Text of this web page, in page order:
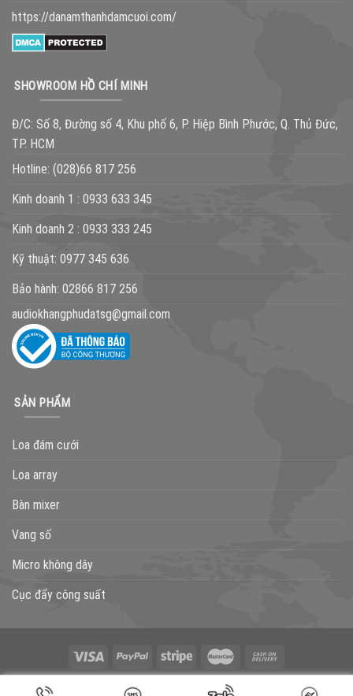
https://danamthanhdamcuoi.com/
SHOWROOM HỒ CHÍ MINH
Đ/C: Số 8, Đường số 4, Khu phố 6, P. Hiệp Bình Phước, Q. Thủ Đức,
TP. HCM
Hotline: (028)66 817 256
Kinh doanh 1 : 0933 633 345
Kinh doanh 2 : 0933 333 245
Kỹ thuật: 0977 345 636
Bảo hành: 02866 817 256
audiokhangphudatsg@gmail.com
SẢN PHẨM
Loa đám cưới
Loa array
Bàn mixer
Vang số
Micro không dây
Cục đẩy công suất
LIÊN HỆ